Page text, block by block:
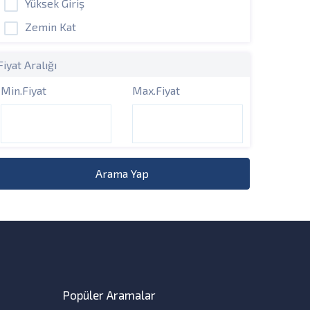
Yüksek Giriş
Zemin Kat
Aralığı
Min.Fiyat
Max.Fiyat
Arama Yap
Popüler Aramalar